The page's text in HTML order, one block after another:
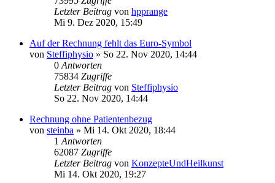
Letzter Beitrag von hpprange
Mi 9. Dez 2020, 15:49
Auf der Rechnung fehlt das Euro-Symbol
von Steffiphysio » So 22. Nov 2020, 14:44
0 Antworten
75834 Zugriffe
Letzter Beitrag von Steffiphysio
So 22. Nov 2020, 14:44
Rechnung ohne Patientenbezug
von steinba » Mi 14. Okt 2020, 18:44
1 Antworten
62087 Zugriffe
Letzter Beitrag von KonzepteUndHeilkunst
Mi 14. Okt 2020, 19:27